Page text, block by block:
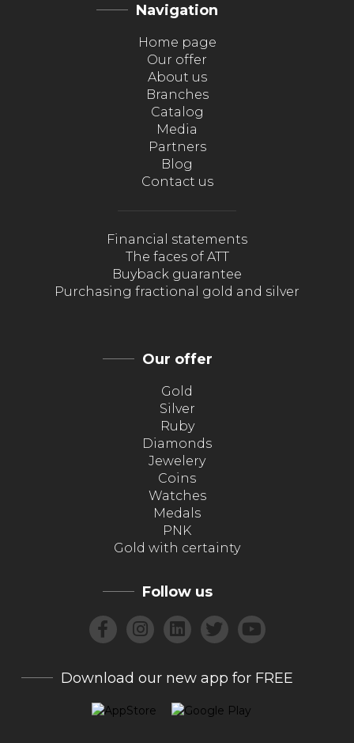
Navigation
Home page
Our offer
About us
Branches
Catalog
Media
Partners
Blog
Contact us
Financial statements
The faces of ATT
Buyback guarantee
Purchasing fractional gold and silver
Our offer
Gold
Silver
Ruby
Diamonds
Jewelery
Coins
Watches
Medals
PNK
Gold with certainty
Follow us
Download our new app for FREE